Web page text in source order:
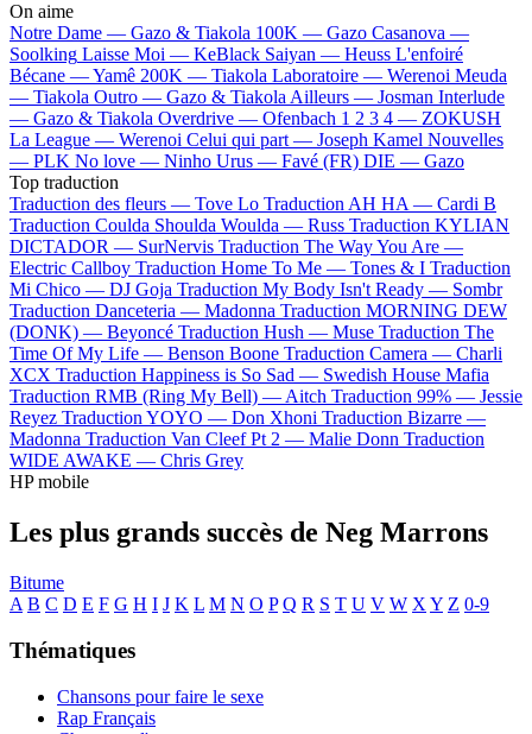
On aime
Notre Dame — Gazo & Tiakola 100K — Gazo Casanova —
Soolking Laisse Moi — KeBlack Saiyan — Heuss L'enfoiré
Bécane —Yamê 200K — Tiakola Laboratoire — Werenoi Meuda
— Tiakola Outro — Gazo & TiakolaAilleurs — Josman Interlude
— Gazo & Tiakola Overdrive — Ofenbach 1 2 3 4 — ZOKUSH
La League — Werenoi Celui qui part — Joseph Kamel Nouvelles
— PLK No love — Ninho Urus — Favé (FR) DIE — Gazo
Top traduction
Traduction des fleurs — Tove Lo Traduction AH HA — Cardi B
Traduction Coulda Shoulda Woulda — Russ Traduction KYLIAN
DICTADOR — SurNervis Traduction The Way You Are —
Electric Callboy Traduction Home To Me — Tones & I Traduction
Mi Chico — DJ Goja Traduction My Body Isn't Ready — Sombr
Traduction Danceteria — Madonna Traduction MORNING DEW
(DONK) — Beyoncé Traduction Hush — Muse Traduction The
Time Of My Life — Benson Boone Traduction Camera — Charli
XCX Traduction Happiness is So Sad — Swedish House Mafia
Traduction RMB (Ring My Bell) —Aitch Traduction 99% — Jessie
Reyez Traduction YOYO — Don Xhoni Traduction Bizarre —
Madonna Traduction Van Cleef Pt 2 — Malie Donn Traduction
WIDE AWAKE — Chris Grey
HP mobile
Les plus grands succès de Neg Marrons
Bitume
A B C D E F G H I J K L M N O P Q R S T U V W X Y Z 0-9
Thématiques
Chansons pour faire le sexe
Rap Français